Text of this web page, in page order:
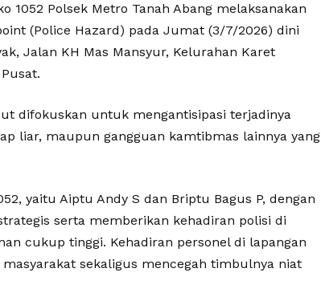
1052 Polsek Metro Tanah Abang melaksanakan
(Police Hazard) pada Jumat (3/7/2026) dini
Jalan KH Mas Mansyur, Kelurahan Karet
difokuskan untuk mengantisipasi terjadinya
liar, maupun gangguan kamtibmas lainnya yang
yaitu Aiptu Andy S dan Briptu Bagus P, dengan
serta memberikan kehadiran polisi di
cukup tinggi. Kehadiran personel di lapangan
sekaligus mencegah timbulnya niat